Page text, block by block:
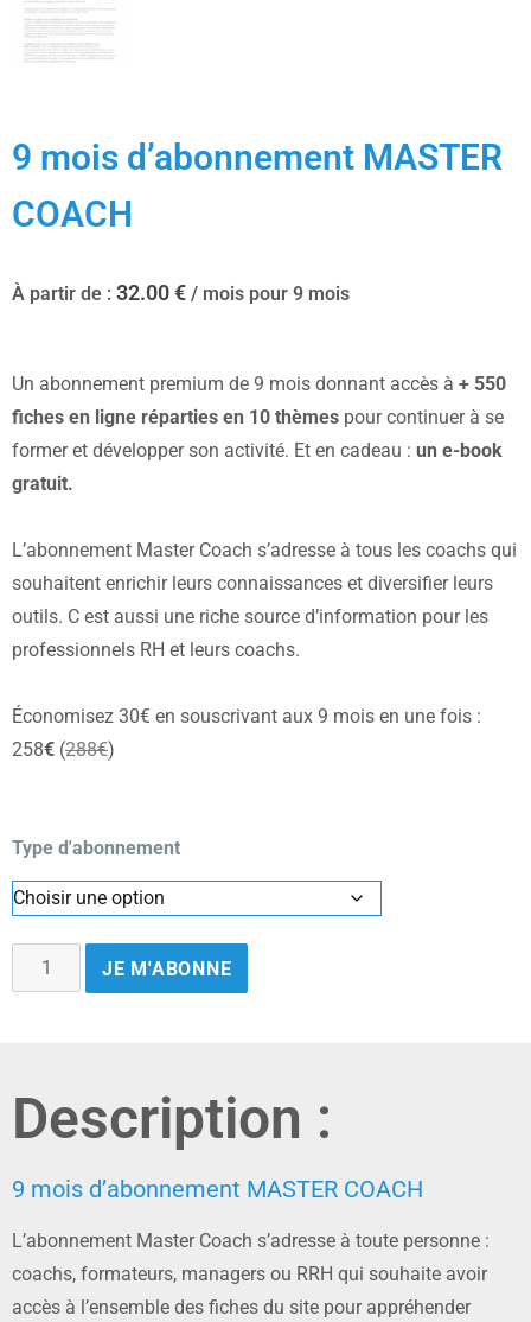
9 mois d’abonnement MASTER
COACH
À partir de : 32.00€ / mois pour 9 mois
Un abonnement premium de 9 mois donnant accès à + 550
fiches en ligne réparties en 10 thèmes pour continuer à se
former et développer son activité. Et en cadeau : un e-book
gratuit.
L’abonnement Master Coach s’adresse à tous les coachs qui
souhaitent enrichir leurs connaissances et diversifier leurs
outils. C est aussi une riche source d’information pour les
professionnels RH et leurs coachs.
Économisez 30€ en souscrivant aux 9 mois en une fois :
258€ (288€)
Type d'abonnement
JE M'ABONNE
Description :
9 mois d’abonnement MASTER COACH
L’abonnement Master Coach s’adresse à toute personne :
coachs, formateurs, managers ou RRH qui souhaite avoir
accès à l’ensemble des fiches du site pour appréhender